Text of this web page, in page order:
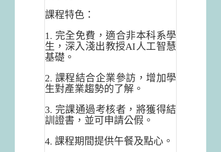
課程特色：
1. 完全免費，適合非本科系學
生，深入淺出教授AI人工智慧
基礎。
2. 課程結合企業參訪，增加學
生對產業趨勢的了解。
3. 完課通過考核者，將獲得結
訓證書，並可申請公假。
4. 課程期間提供午餐及點心。